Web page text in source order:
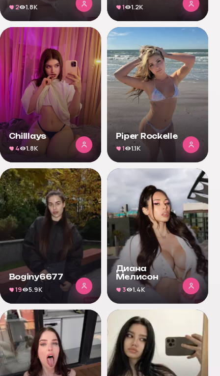
2
1.8K
1
1.2K
Chilllays
4
1.8K
Piper Rockelle
1
1.1K
Boginy6677
19
5.9K
Диана
Мелисон
3
1.4K